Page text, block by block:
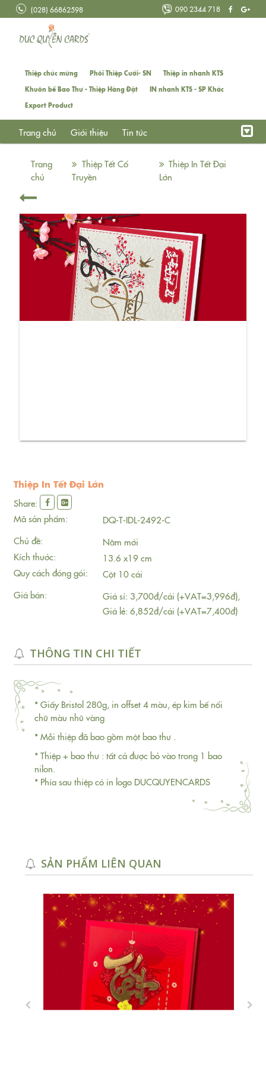
(028) 66862598 090 2344 718
Thiệp chúc mừng Phôi Thiệp Cưới- SN
Thiệp in nhanh KTS
Khuôn bế Bao Thư - Thiệp Hàng Đặt
IN nhanh KTS - SP Khác
Export Product
Trang chủ Giới thiệu Tin tức
Trang
chủ
Thiệp Tết Cổ
Truyền
Thiệp In Tết Đại
Lớn
Thiệp In Tết Đại Lớn
Share:
Mã sản phẩm:
DQ-T-IDL-2492-C
Chủ đề:
Năm mới
Kích thước:
13.6 x19 cm
Quy cách đóng gói:
Cột 10 cái
Giá bán:
Giá sỉ: 3,700đ/cái (+VAT=3,996đ),
Giá lẻ: 6,852đ/cái (+VAT=7,400đ)
THÔNG TIN CHI TIẾT
* Giấy Bristol 280g, in offset 4 màu, ép kim bế nổi
chữ màu nhũ vàng
* Mỗi thiệp đã bao gồm một bao thư .
* Thiệp + bao thư : tất cả được bỏ vào trong 1 bao
nilon.
* Phía sau thiệp có in logo DUCQUYENCARDS
SẢN PHẨM LIÊN QUAN